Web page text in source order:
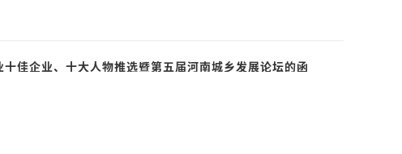
企业、十大人物推选暨第五届河南城乡发展论坛的函